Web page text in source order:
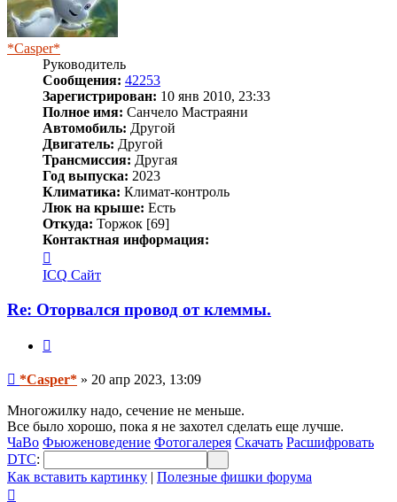
*Casper*
Руководитель
Сообщения: 42253
Зарегистрирован: 10 янв 2010, 23:33
Полное имя: Санчело Мастраяни
Автомобиль: Другой
Двигатель: Другой
Трансмиссия: Другая
Год выпуска: 2023
Климатика: Климат-контроль
Люк на крыше: Есть
Откуда: Торжок [69]
Контактная информация:
информация
пользователя
ICQ Сайт
Re: Оторвался провод от клеммы.
Сообщение
*Casper* » 20 апр 2023, 13:09
Многожилку надо, сечение не меньше.
Все было хорошо, пока я не захотел сделать еще лучше.
ЧаВо Фьюженоведение Фотогалерея Скачать Расшифровать
DTC:
Как вставить картинку | Полезные фишки форума